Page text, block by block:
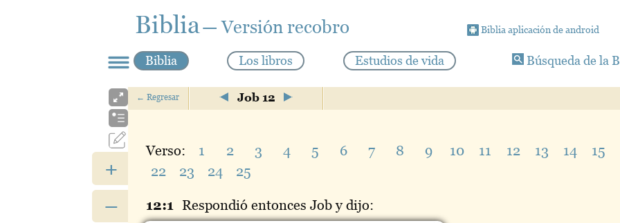
Biblia — Versión recobro Biblia aplicación de android
Biblia Los libros Estudios de vida Búsqueda de la
+
–
←Regresar Job 12
Verso: 1 2 3 4 5 6 7 8 9 10 11 12 13 14
15
22
23 24 25
12:1 Respondió entonces Job y dijo: